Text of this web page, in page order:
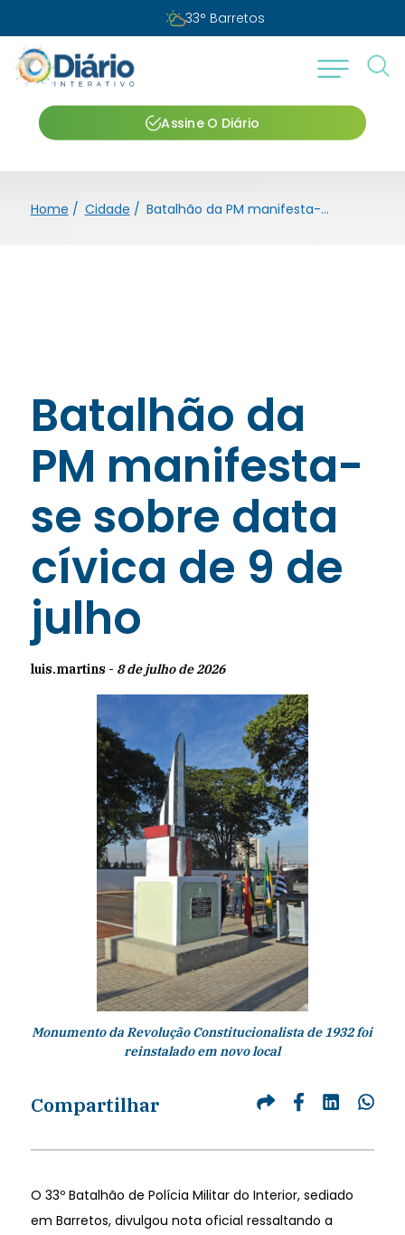
33° Barretos
Assine O Diário
Home / Cidade / Batalhão da PM manifesta-se sobre data cívica de 9 de julho
Batalhão da
PM manifesta-
se sobre data
cívica de 9 de
julho
luis.martins - 8 de julho de 2026
Monumento da Revolução Constitucionalista de 1932 foi
reinstalado em novo local
Compartilhar
O 33º Batalhão de Polícia Militar do Interior, sediado
em Barretos, divulgou nota oficial ressaltando a